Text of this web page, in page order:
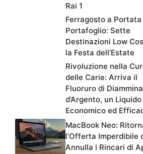
Rai 1
Ferragosto a Portata
Portafoglio: Sette
Destinazioni Low
la Festa dell’Estate
Rivoluzione nella
delle Carie: Arriva il
Fluoruro di Diammina
d’Argento, un Liquido
Economico ed
MacBook Neo:
l’Offerta Imperdibile
Annulla i Rincari di